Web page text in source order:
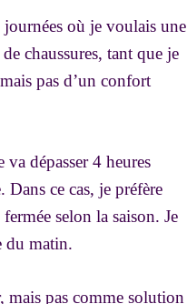
où je voulais une
chaussures, tant que je
pas d’un confort
dépasser 4 heures
ce cas, je préfère
selon la saison. Je
du matin.
mais pas comme solution